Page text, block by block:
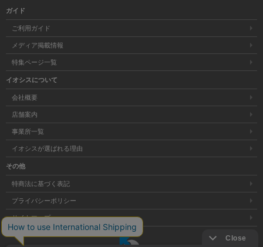
ガイド
ご利用ガイド
メディア掲載情報
特集ページ一覧
イオシスについて
会社概要
店舗案内
事業所一覧
イオシスが選ばれる理由
その他
特商法に基づく表記
プライバシーポリシー
サイトマップ